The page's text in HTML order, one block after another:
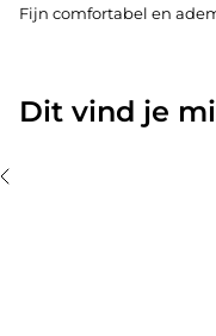
Fijn comfortabel en
Dit vind je